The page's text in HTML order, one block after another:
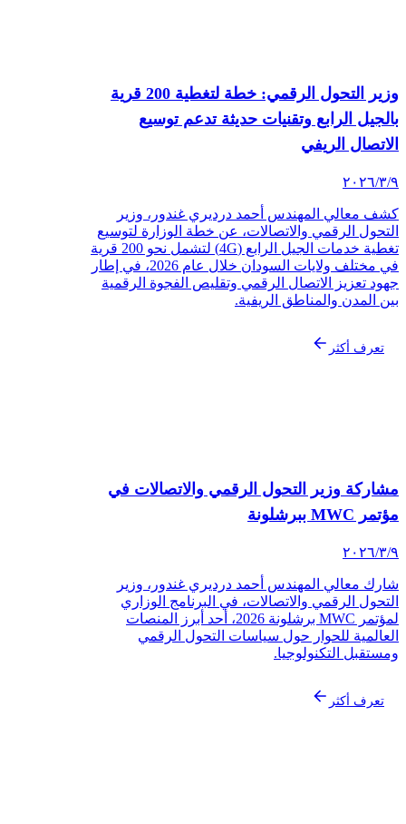
وزير التحول الرقمي: خطة لتغطية 200 قرية
بالجيل الرابع وتقنيات حديثة تدعم توسيع
الاتصال الريفي
٩‏/٣‏/٢٠٢٦
كشف معالي المهندس أحمد درديري غندور، وزير
التحول الرقمي والاتصالات، عن خطة الوزارة لتوسيع
تغطية خدمات الجيل الرابع (4G) لتشمل نحو 200 قرية
في مختلف ولايات السودان خلال عام 2026، في إطار
جهود تعزيز الاتصال الرقمي وتقليص الفجوة الرقمية
بين المدن والمناطق الريفية.
تعرف أكثر
مشاركة وزير التحول الرقمي والاتصالات في
مؤتمر MWC ببرشلونة
٩‏/٣‏/٢٠٢٦
شارك معالي المهندس أحمد درديري غندور، وزير
التحول الرقمي والاتصالات، في البرنامج الوزاري
لمؤتمر MWC برشلونة 2026، أحد أبرز المنصات
العالمية للحوار حول سياسات التحول الرقمي
ومستقبل التكنولوجيا.
تعرف أكثر